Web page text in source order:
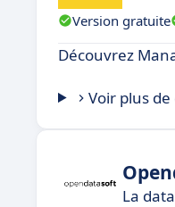
Version gratuite
Découvrez
Voir plus
La